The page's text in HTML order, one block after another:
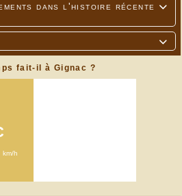

dans l'histoire récente

fait-il à Gignac ?